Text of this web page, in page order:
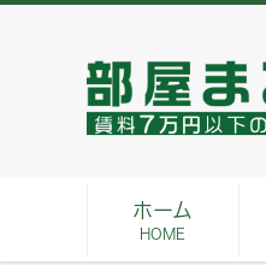
ホーム
HOME